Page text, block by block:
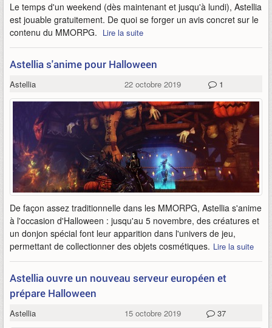
Le temps d'un weekend (dès maintenant et jusqu'à lundi), Astellia
est jouable gratuitement. De quoi se forger un avis concret sur le
contenu du MMORPG. Lire la suite
Astellia s'anime pour Halloween
Astellia 22 octobre 2019 1
De façon assez traditionnelle dans les MMORPG, Astellia s'anime
à l'occasion d'Halloween : jusqu'au 5 novembre, des créatures et
un donjon spécial font leur apparition dans l'univers de jeu,
permettant de collectionner des objets cosmétiques. Lire la suite
Astellia ouvre un nouveau serveur européen et
prépare Halloween
Astellia 15 octobre 2019 37